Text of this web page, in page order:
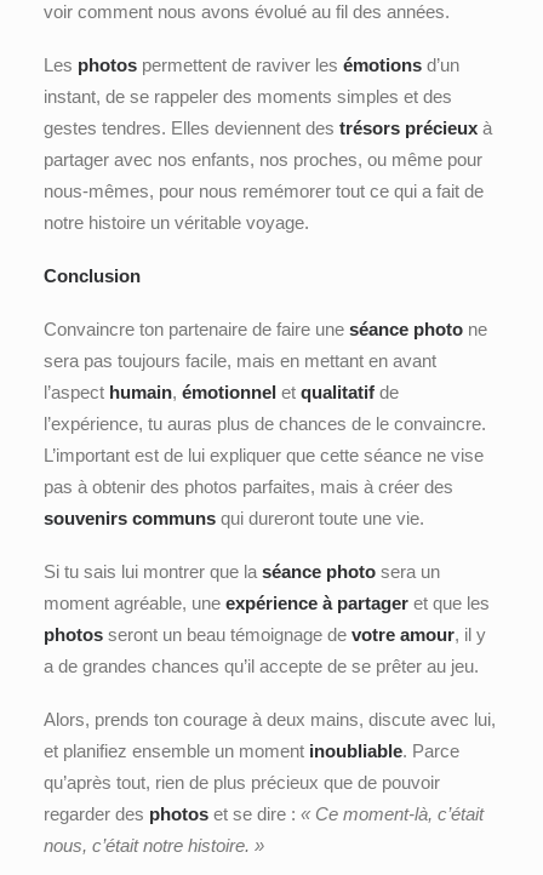
voir comment nous avons évolué au fil des années.
Les photos permettent de raviver les émotions d’un
instant, de se rappeler des moments simples et des
gestes tendres. Elles deviennent des trésors précieux à
partager avec nos enfants, nos proches, ou même pour
nous-mêmes, pour nous remémorer tout ce qui a fait de
notre histoire un véritable voyage.
Conclusion
Convaincre ton partenaire de faire une séance photo ne
sera pas toujours facile, mais en mettant en avant
l’aspect humain, émotionnel et qualitatif de
l’expérience, tu auras plus de chances de le convaincre.
L’important est de lui expliquer que cette séance ne vise
pas à obtenir des photos parfaites, mais à créer des
souvenirs communs qui dureront toute une vie.
Si tu sais lui montrer que la séance photo sera un
moment agréable, une expérience à partager et que les
photos seront un beau témoignage de votre amour, il y
a de grandes chances qu’il accepte de se prêter au jeu.
Alors, prends ton courage à deux mains, discute avec lui,
et planifiez ensemble un moment inoubliable. Parce
qu’après tout, rien de plus précieux que de pouvoir
regarder des photos et se dire : « Ce moment-là, c’était
nous, c’était notre histoire. »